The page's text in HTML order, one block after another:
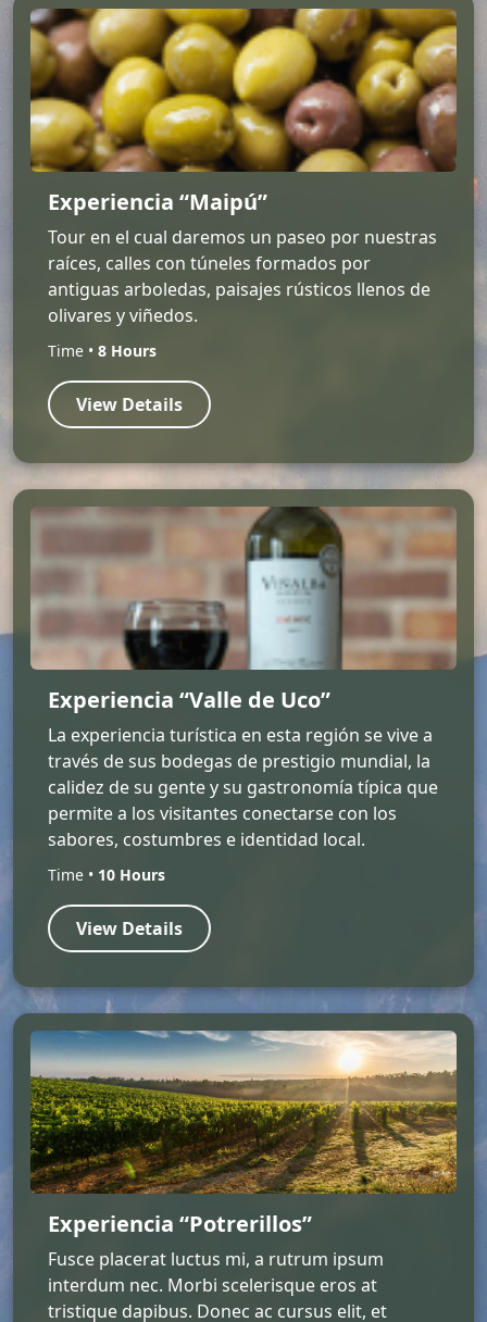
Experiencia “Maipú”
Tour en el cual daremos un paseo por nuestras
raíces, calles con túneles formados por
antiguas arboledas, paisajes rústicos llenos de
olivares y viñedos.
Time • 8 Hours
View Details
Experiencia “Valle de Uco”
La experiencia turística en esta región se vive a
través de sus bodegas de prestigio mundial, la
calidez de su gente y su gastronomía típica que
permite a los visitantes conectarse con los
sabores, costumbres e identidad local.
Time • 10 Hours
View Details
Experiencia “Potrerillos”
Fusce placerat luctus mi, a rutrum ipsum
interdum nec. Morbi scelerisque eros at
tristique dapibus. Donec ac cursus elit, et